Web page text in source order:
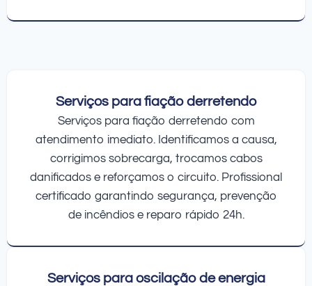
Serviços para fiação derretendo
Serviços para fiação derretendo com
atendimento imediato. Identificamos a causa,
corrigimos sobrecarga, trocamos cabos
danificados e reforçamos o circuito. Profissional
certificado garantindo segurança, prevenção
de incêndios e reparo rápido 24h.
Serviços para oscilação de energia